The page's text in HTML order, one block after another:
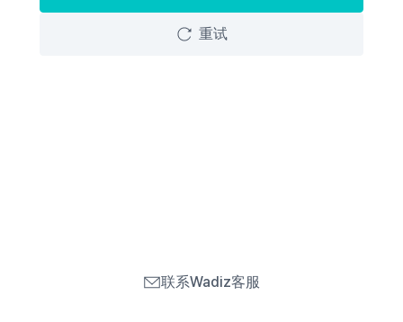
重试
联系Wadiz客服